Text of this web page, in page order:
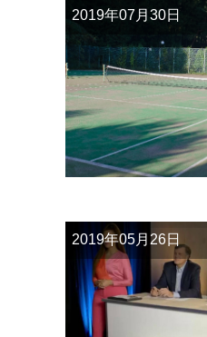
2019年07月30日
2019年05月26日